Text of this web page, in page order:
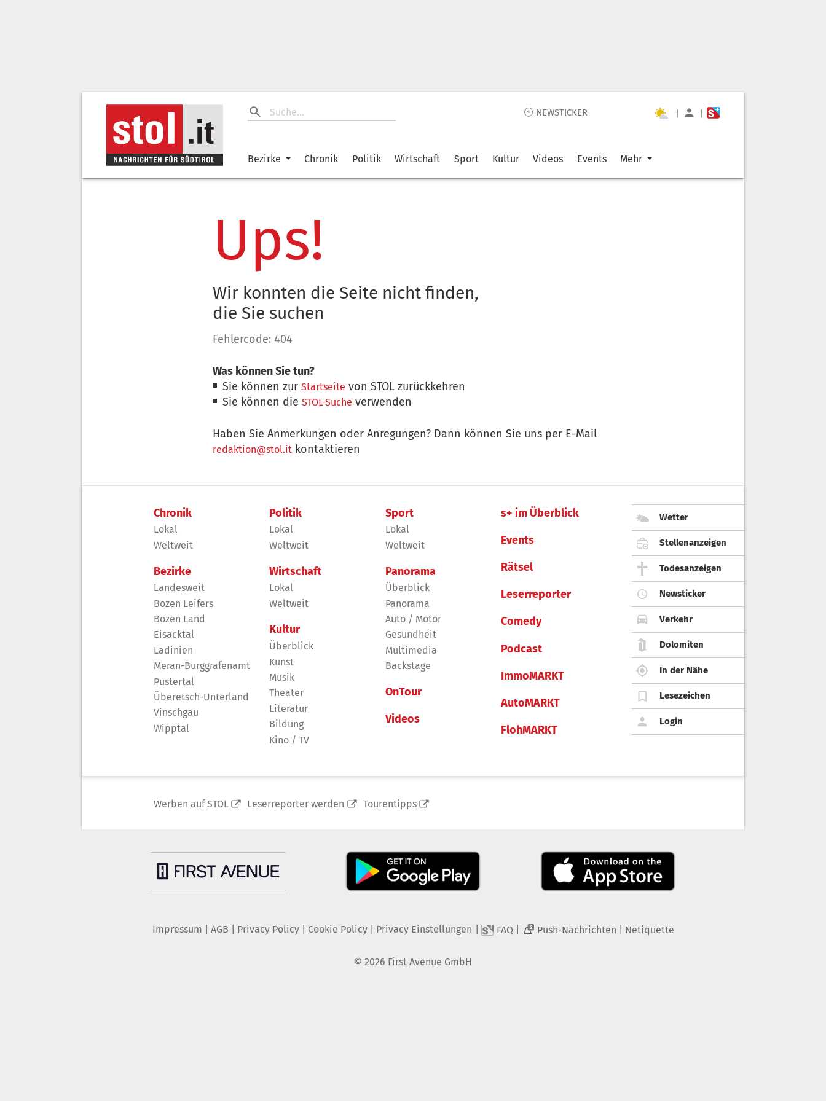
🕙 NEWSTICKER | |
Bezirke Chronik Politik Wirtschaft Sport Kultur Videos Events Mehr
Ups!
Wir konnten die Seite nicht finden,
die Sie suchen
Fehlercode: 404
Was können Sie tun?
Sie können zurStartseite von STOL zurückkehren
Sie können dieSTOL-Suche verwenden
Haben Sie Anmerkungen oder Anregungen? Dann können Sie uns per E-Mail
redaktion@stol.it kontaktieren
Chronik
Lokal
Weltweit
Bezirke
Landesweit
Bozen Leifers
Bozen Land
Eisacktal
Ladinien
Meran-Burggrafenamt
Pustertal
Überetsch-Unterland
Vinschgau
Wipptal
Politik
Lokal
Weltweit
Wirtschaft
Lokal
Weltweit
Kultur
Überblick
Kunst
Musik
Theater
Literatur
Bildung
Kino / TV
Sport
Lokal
Weltweit
Panorama
Überblick
Panorama
Auto / Motor
Gesundheit
Multimedia
Backstage
OnTour
Videos
s+ im Überblick
Events
Rätsel
Leserreporter
Comedy
Podcast
ImmoMARKT
AutoMARKT
FlohMARKT
Wetter
Stellenanzeigen
Todesanzeigen
Newsticker
Verkehr
Dolomiten
In der Nähe
Lesezeichen
Login
Werben auf STOL Leserreporter werden Tourentipps
Impressum AGB Privacy Policy| Cookie Policy| Privacy Einstellungen FAQ 2 Push-Nachrichten Netiquette
© 2026 First Avenue GmbH